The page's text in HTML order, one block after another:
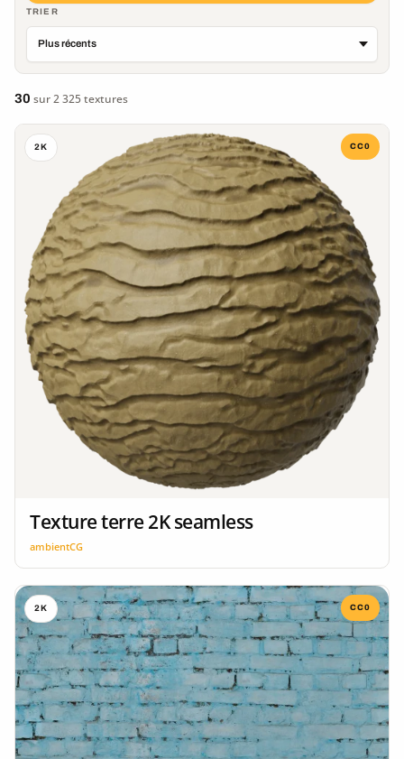
TRIER
30 sur 2 325 textures
2K CC0
Texture terre 2K seamless
ambientCG
2K CC0